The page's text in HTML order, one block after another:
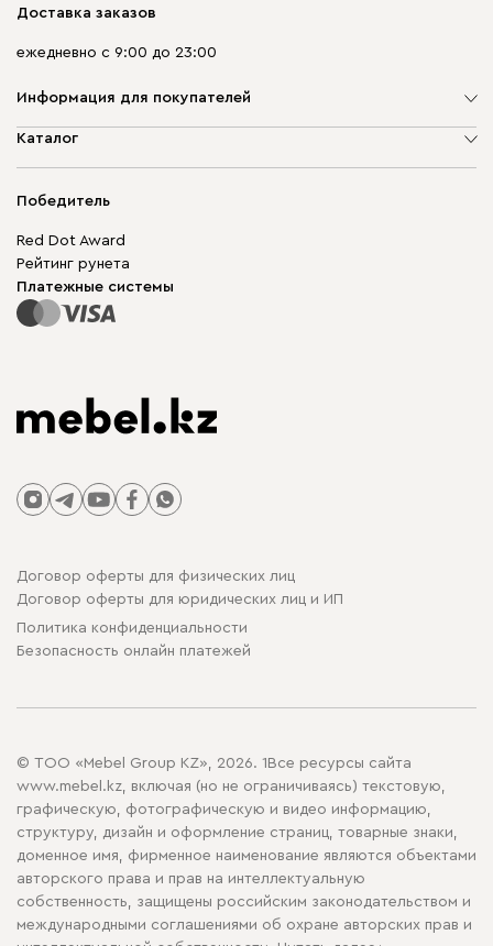
Доставка заказов
ежедневно с 9:00 до 23:00
Информация для покупателей
О компании
Гарантия
Для бизнеса
Карта сайта
Каталог
Корпусная мебель
Модульная мебель
Столы и стулья
Победитель
Red Dot Award
Рейтинг рунета
Платежные системы
Договор оферты для физических лиц
Договор оферты для юридических лиц и ИП
Политика конфиденциальности
Безопасность онлайн платежей
© ТОО «Mebel Group KZ», 2026. 1Все ресурсы сайта
www.mebel.kz, включая (но не ограничиваясь) текстовую,
графическую, фотографическую и видео информацию,
структуру, дизайн и оформление страниц, товарные знаки,
доменное имя, фирменное наименование являются объектами
авторского права и прав на интеллектуальную
собственность, защищены российским законодательством и
международными соглашениями об охране авторских прав и